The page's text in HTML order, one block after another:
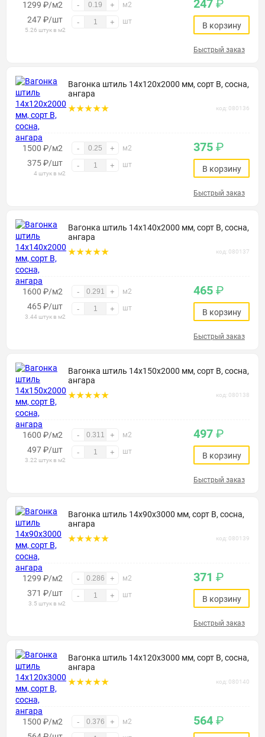
1299 ₽/м2 - + м2
247₽/шт
5.26 штук в м2
- + шт
247 ₽
В корзину
Быстрый заказ
Вагонка штиль 14х120х2000 мм, сорт В, сосна,
ангара
код: 080136
1500 ₽/м2 - + м2
375₽/шт
4 штук в м2
- + шт
375 ₽
В корзину
Быстрый заказ
Вагонка штиль 14х140х2000 мм, сорт В, сосна,
ангара
код: 080137
1600 ₽/м2 - + м2
465₽/шт
3.44 штук в м2
- + шт
465 ₽
В корзину
Быстрый заказ
Вагонка штиль 14х150х2000 мм, сорт В, сосна,
ангара
код: 080138
1600 ₽/м2 - + м2
497₽/шт
3.22 штук в м2
- + шт
497 ₽
В корзину
Быстрый заказ
Вагонка штиль 14х90х3000 мм, сорт В, сосна,
ангара
код: 080139
1299 ₽/м2 - + м2
371 ₽/шт
3.5 штук в м2
- + шт
371 ₽
В корзину
Быстрый заказ
Вагонка штиль 14х120х3000 мм, сорт В, сосна,
ангара
код: 080140
1500 ₽/м2 - + м2 564 ₽